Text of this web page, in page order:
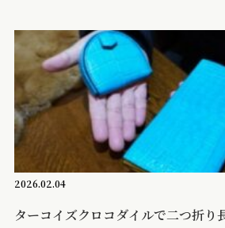
2026.02.04
ターコイズクロコダイルで二つ折り